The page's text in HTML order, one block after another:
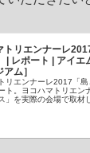
トリエンナーレ
| レポート | アイエ
ム］
リエンナーレ2017「
ト。ヨコハマトリエン
」を実際の会場で取材